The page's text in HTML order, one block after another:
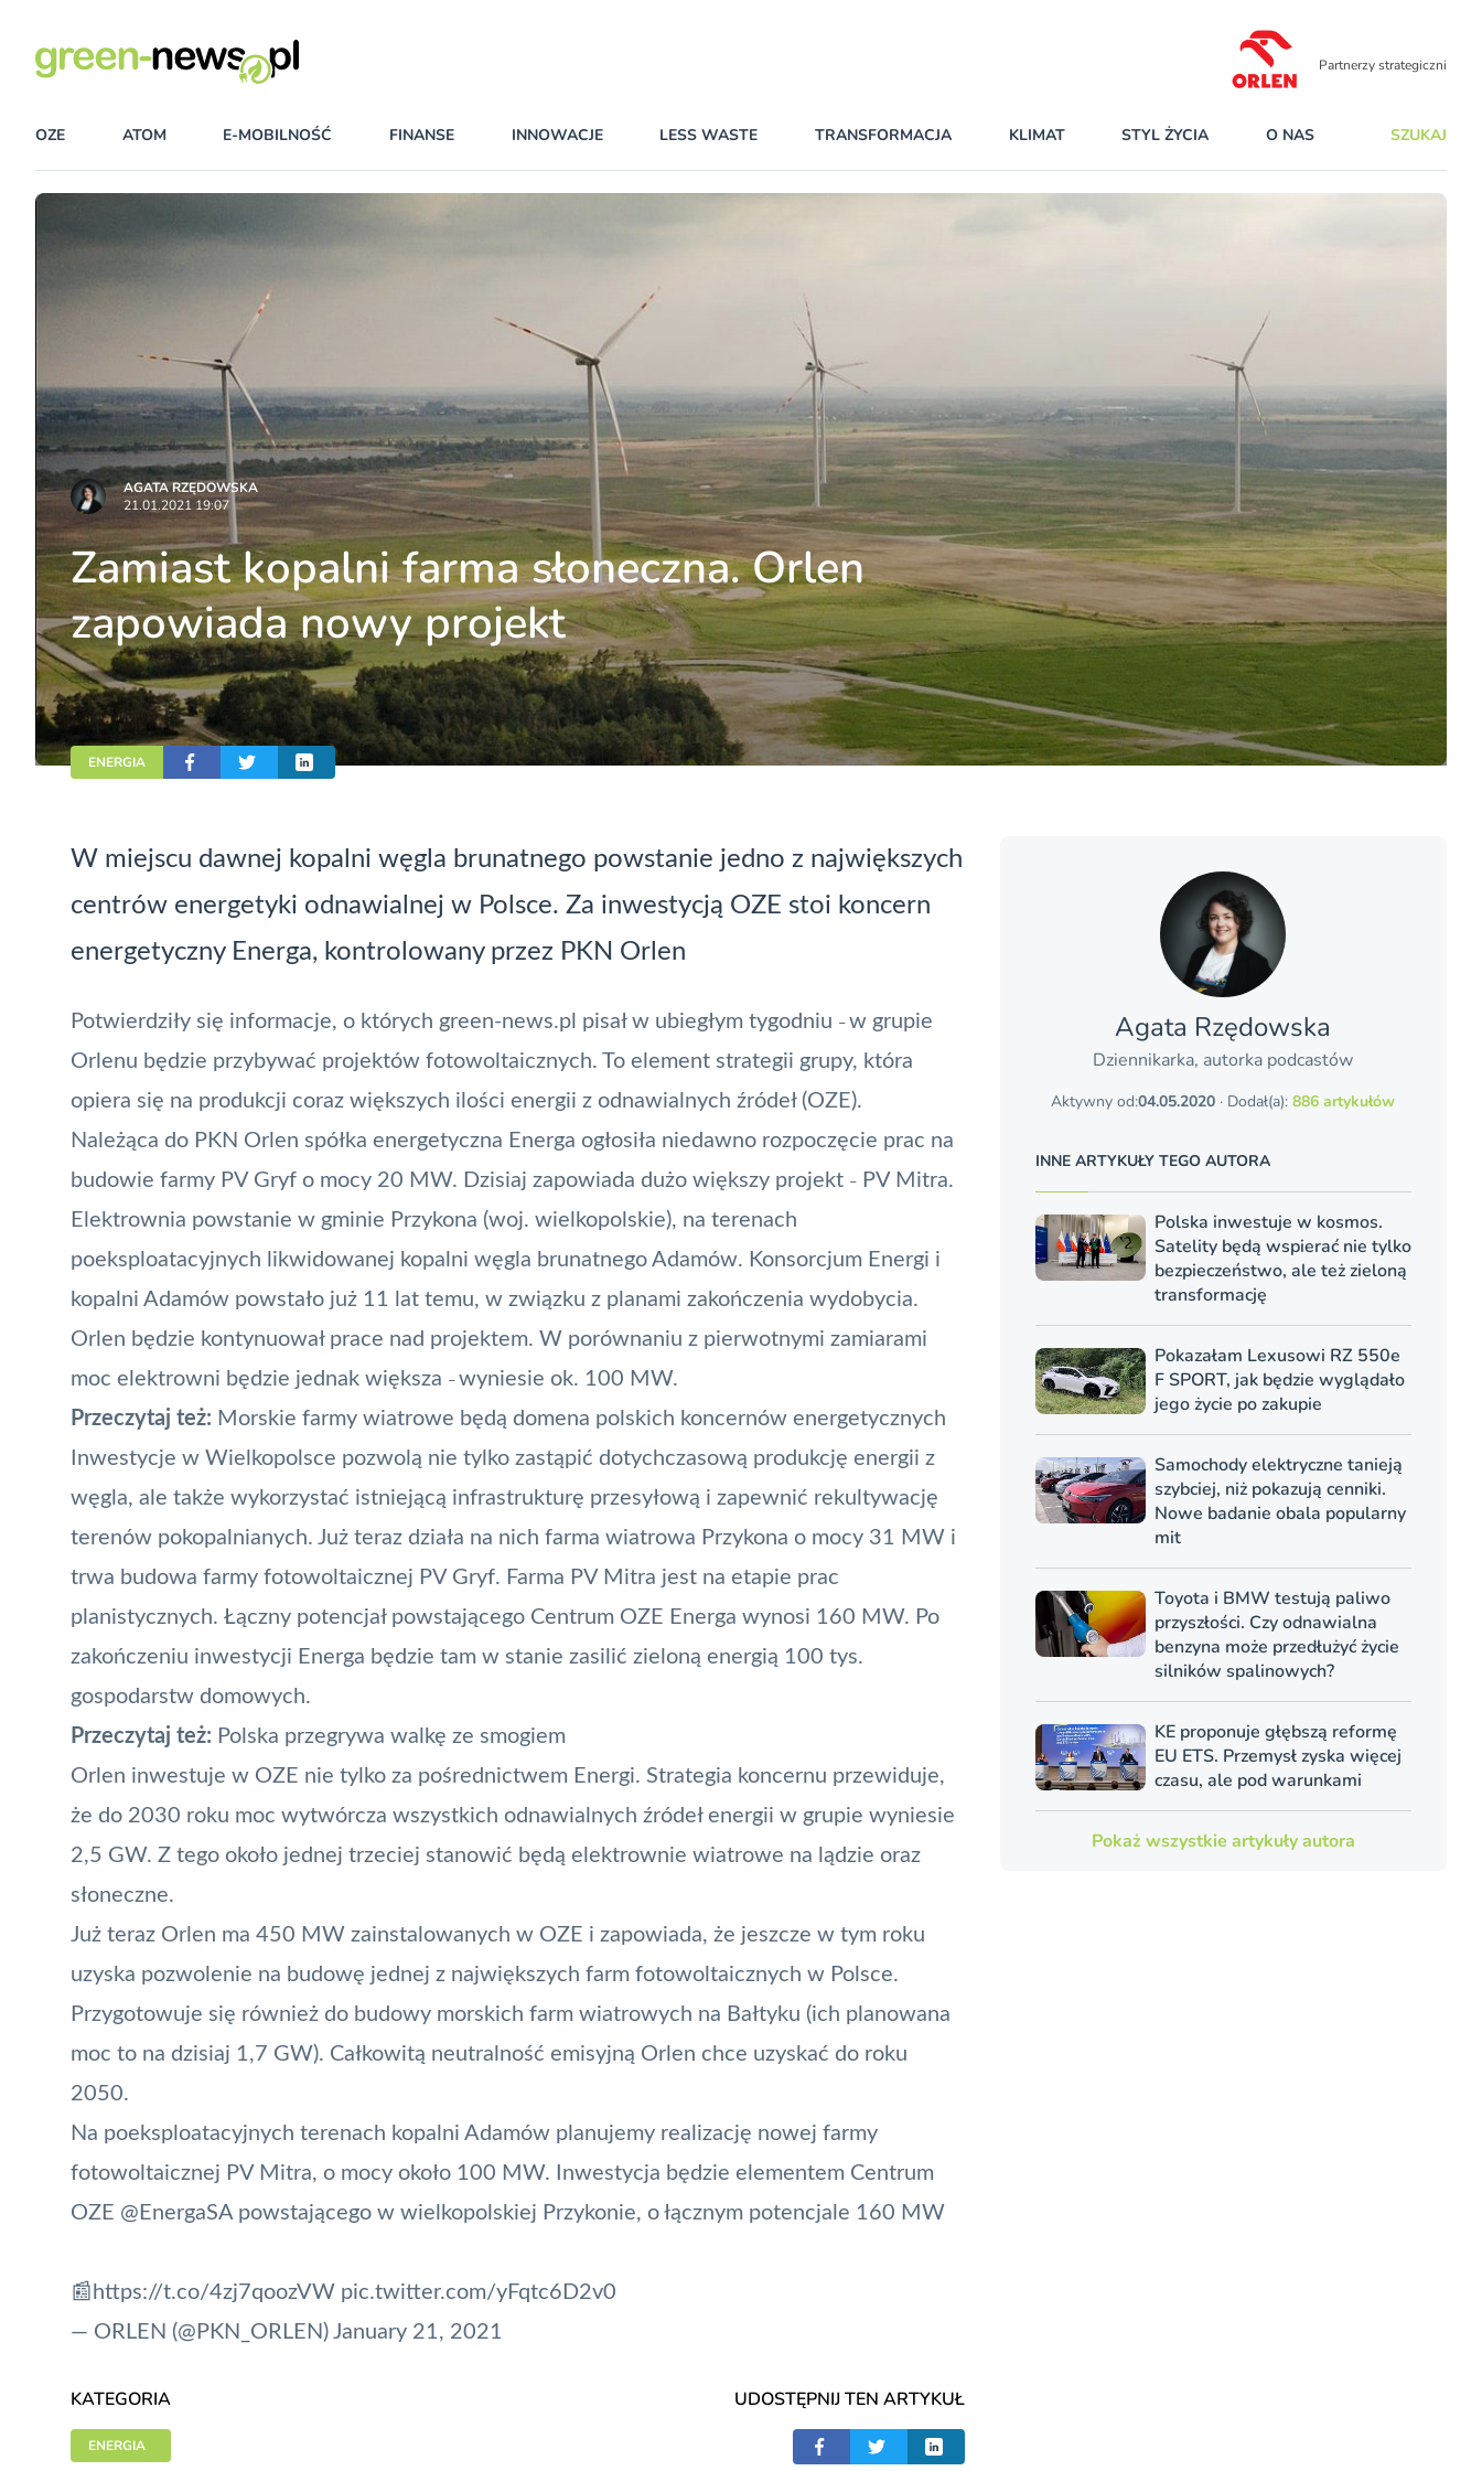
Partnerzy strategiczni
OZE ATOM E-MOBILNOŚĆ FINANSE INNOWACJE LESS WASTE TRANSFORMACJA KLIMAT STYL ŻYCIA O NAS SZUKAJ
AGATA RZĘDOWSKA
21.01.2021 19:07
Zamiast kopalni farma słoneczna. Orlen
zapowiada nowy projekt
ENERGIA
W miejscu dawnej kopalni węgla brunatnego powstanie jedno z największych
centrów energetyki odnawialnej w Polsce. Za inwestycją OZE stoi koncern
energetyczny Energa, kontrolowany przez PKN Orlen
Potwierdziły się informacje, o których green-news.pl pisał w ubiegłym tygodniu – w grupie
Orlenu będzie przybywać projektów fotowoltaicznych. To element strategii grupy, która
opiera się na produkcji coraz większych ilości energii z odnawialnych źródeł (OZE).
Należąca do PKN Orlen spółka energetyczna Energa ogłosiła niedawno rozpoczęcie prac na
budowie farmy PV Gryf o mocy 20 MW. Dzisiaj zapowiada dużo większy projekt – PV Mitra.
Elektrownia powstanie w gminie Przykona (woj. wielkopolskie), na terenach
poeksploatacyjnych likwidowanej kopalni węgla brunatnego Adamów. Konsorcjum Energi i
kopalni Adamów powstało już 11 lat temu, w związku z planami zakończenia wydobycia.
Orlen będzie kontynuował prace nad projektem. W porównaniu z pierwotnymi zamiarami
moc elektrowni będzie jednak większa – wyniesie ok. 100 MW.
Przeczytaj też: Morskie farmy wiatrowe będą domena polskich koncernów energetycznych
Inwestycje w Wielkopolsce pozwolą nie tylko zastąpić dotychczasową produkcję energii z
węgla, ale także wykorzystać istniejącą infrastrukturę przesyłową i zapewnić rekultywację
terenów pokopalnianych. Już teraz działa na nich farma wiatrowa Przykona o mocy 31 MW i
trwa budowa farmy fotowoltaicznej PV Gryf. Farma PV Mitra jest na etapie prac
planistycznych. Łączny potencjał powstającego Centrum OZE Energa wynosi 160 MW. Po
zakończeniu inwestycji Energa będzie tam w stanie zasilić zieloną energią 100 tys.
gospodarstw domowych.
Przeczytaj też: Polska przegrywa walkę ze smogiem
Orlen inwestuje w OZE nie tylko za pośrednictwem Energi. Strategia koncernu przewiduje,
że do 2030 roku moc wytwórcza wszystkich odnawialnych źródeł energii w grupie wyniesie
2,5 GW. Z tego około jednej trzeciej stanowić będą elektrownie wiatrowe na lądzie oraz
słoneczne.
Już teraz Orlen ma 450 MW zainstalowanych w OZE i zapowiada, że jeszcze w tym roku
uzyska pozwolenie na budowę jednej z największych farm fotowoltaicznych w Polsce.
Przygotowuje się również do budowy morskich farm wiatrowych na Bałtyku (ich planowana
moc to na dzisiaj 1,7 GW). Całkowitą neutralność emisyjną Orlen chce uzyskać do roku
2050.
Na poeksploatacyjnych terenach kopalni Adamów planujemy realizację nowej farmy
fotowoltaicznej PV Mitra, o mocy około 100 MW. Inwestycja będzie elementem Centrum
OZE @EnergaSA powstającego w wielkopolskiej Przykonie, o łącznym potencjale 160 MW
📰 https://t.co/4zj7qoozVW pic.twitter.com/yFqtc6D2v0
— ORLEN (@PKN_ORLEN) January 21, 2021
KATEGORIA
ENERGIA
UDOSTĘPNIJ TEN ARTYKUŁ
Agata Rzędowska
Dziennikarka, autorka podcastów
Aktywny od:04.05.2020 · Dodał(a):886 artykułów
INNE ARTYKUŁY TEGO AUTORA
Polska inwestuje w kosmos.
Satelity będą wspierać nie tylko
bezpieczeństwo, ale też zieloną
transformację
Pokazałam Lexusowi RZ 550e
F SPORT, jak będzie wyglądało
jego życie po zakupie
Samochody elektryczne tanieją
szybciej, niż pokazują cenniki.
Nowe badanie obala popularny
mit
Toyota i BMW testują paliwo
przyszłości. Czy odnawialna
benzyna może przedłużyć życie
silników spalinowych?
KE proponuje głębszą reformę
EU ETS. Przemysł zyska więcej
czasu, ale pod warunkami
Pokaż wszystkie artykuły autora